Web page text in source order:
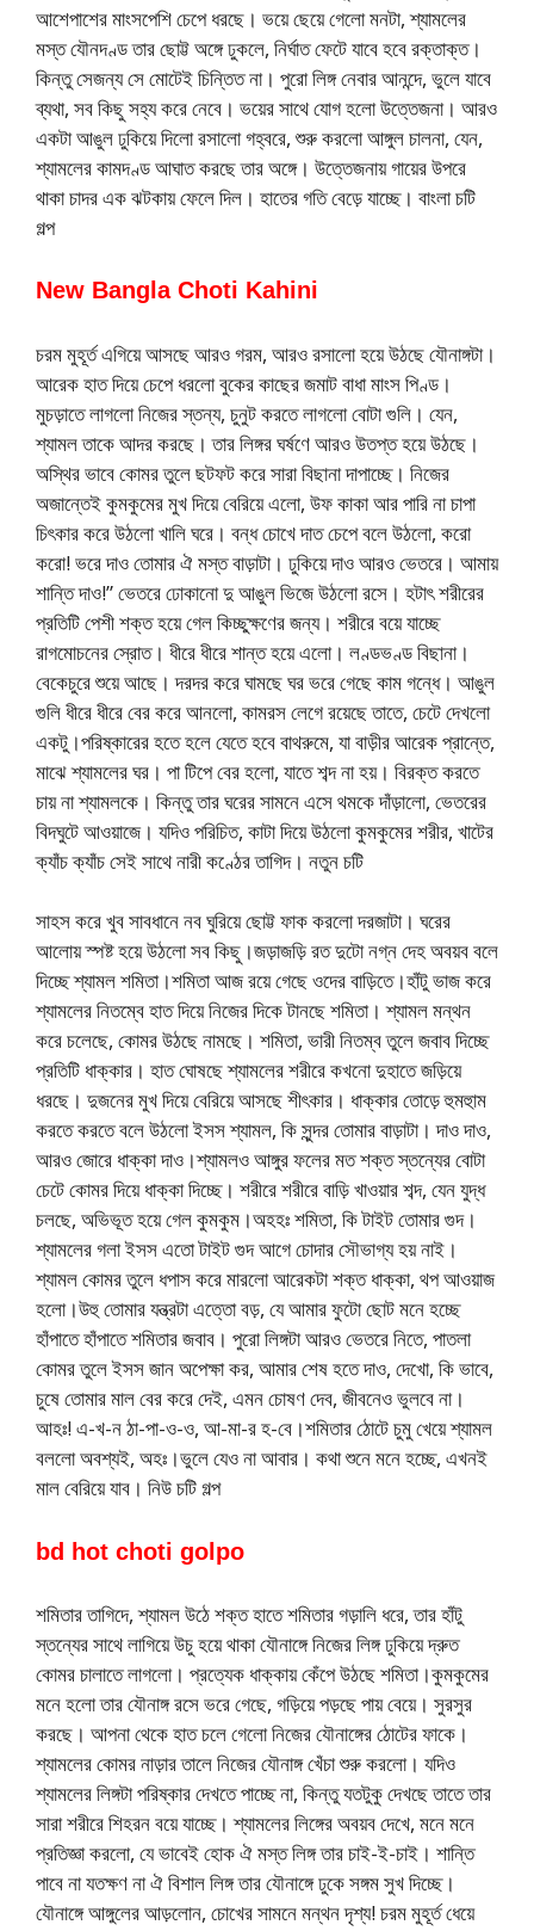
আশেপাশের মাংসপেশি চেপে ধরছে। ভয়ে ছেয়ে গেলো মনটা, শ্যামলের
মস্ত যৌনদণ্ড তার ছোট্ট অঙ্গে ঢুকলে, নির্ঘাত ফেটে যাবে হবে রক্তাক্ত।
কিন্তু সেজন্য সে মোটেই চিন্তিত না। পুরো লিঙ্গ নেবার আনন্দে, ভুলে যাবে
ব্যথা, সব কিছু সহ্য করে নেবে। ভয়ের সাথে যোগ হলো উত্তেজনা। আরও
একটা আঙুল ঢুকিয়ে দিলো রসালো গহ্বরে, শুরু করলো আঙ্গুল চালনা, যেন,
শ্যামলের কামদণ্ড আঘাত করছে তার অঙ্গে। উত্তেজনায় গায়ের উপরে
থাকা চাদর এক ঝটকায় ফেলে দিল। হাতের গতি বেড়ে যাচ্ছে। বাংলা চটি
গল্প
New Bangla Choti Kahini
চরম মুহূর্ত এগিয়ে আসছে আরও গরম, আরও রসালো হয়ে উঠছে যৌনাঙ্গটা।
আরেক হাত দিয়ে চেপে ধরলো বুকের কাছের জমাট বাধা মাংস পিণ্ড।
মুচড়াতে লাগলো নিজের স্তন্য, চুনুট করতে লাগলো বোটা গুলি। যেন,
শ্যামল তাকে আদর করছে। তার লিঙ্গর ঘর্ষণে আরও উতপ্ত হয়ে উঠছে।
অস্থির ভাবে কোমর তুলে ছটফট করে সারা বিছানা দাপাচ্ছে। নিজের
অজান্তেই কুমকুমের মুখ দিয়ে বেরিয়ে এলো, উফ কাকা আর পারি না চাপা
চিৎকার করে উঠলো খালি ঘরে। বন্ধ চোখে দাত চেপে বলে উঠলো, করো
করো! ভরে দাও তোমার ঐ মস্ত বাড়াটা। ঢুকিয়ে দাও আরও ভেতরে। আমায়
শান্তি দাও!” ভেতরে ঢোকানো দু আঙুল ভিজে উঠলো রসে। হটাৎ শরীরের
প্রতিটি পেশী শক্ত হয়ে গেল কিচ্ছুক্ষণের জন্য। শরীরে বয়ে যাচ্ছে
রাগমোচনের স্রোত। ধীরে ধীরে শান্ত হয়ে এলো। লণ্ডভণ্ড বিছানা।
বেকেচুরে শুয়ে আছে। দরদর করে ঘামছে ঘর ভরে গেছে কাম গন্ধে। আঙুল
গুলি ধীরে ধীরে বের করে আনলো, কামরস লেগে রয়েছে তাতে, চেটে দেখলো
একটু।পরিষ্কারের হতে হলে যেতে হবে বাথরুমে, যা বাড়ীর আরেক প্রান্তে,
মাঝে শ্যামলের ঘর। পা টিপে বের হলো, যাতে শব্দ না হয়। বিরক্ত করতে
চায় না শ্যামলকে। কিন্তু তার ঘরের সামনে এসে থমকে দাঁড়ালো, ভেতরের
বিদঘুটে আওয়াজে। যদিও পরিচিত, কাটা দিয়ে উঠলো কুমকুমের শরীর, খাটের
ক্যাঁচ ক্যাঁচ সেই সাথে নারী কণ্ঠের তাগিদ। নতুন চটি
সাহস করে খুব সাবধানে নব ঘুরিয়ে ছোট্ট ফাক করলো দরজাটা। ঘরের
আলোয় স্পষ্ট হয়ে উঠলো সব কিছু।জড়াজড়ি রত দুটো নগ্ন দেহ অবয়ব বলে
দিচ্ছে শ্যামল শমিতা।শমিতা আজ রয়ে গেছে ওদের বাড়িতে।হাঁটু ভাজ করে
শ্যামলের নিতম্বে হাত দিয়ে নিজের দিকে টানছে শমিতা। শ্যামল মন্থন
করে চলেছে, কোমর উঠছে নামছে। শমিতা, ভারী নিতম্ব তুলে জবাব দিচ্ছে
প্রতিটি ধাক্কার। হাত ঘোষছে শ্যামলের শরীরে কখনো দুহাতে জড়িয়ে
ধরছে। দুজনের মুখ দিয়ে বেরিয়ে আসছে শীৎকার। ধাক্কার তোড়ে হুমহুাম
করতে করতে বলে উঠলো ইসস শ্যামল, কি সুন্দর তোমার বাড়াটা। দাও দাও,
আরও জোরে ধাক্কা দাও।শ্যামলও আঙ্গুর ফলের মত শক্ত স্তন্যের বোটা
চেটে কোমর দিয়ে ধাক্কা দিচ্ছে। শরীরে শরীরে বাড়ি খাওয়ার শব্দ, যেন যুদ্ধ
চলছে, অভিভূত হয়ে গেল কুমকুম।অহহঃ শমিতা, কি টাইট তোমার গুদ।
শ্যামলের গলা ইসস এতো টাইট গুদ আগে চোদার সৌভাগ্য হয় নাই।
শ্যামল কোমর তুলে ধপাস করে মারলো আরেকটা শক্ত ধাক্কা, থপ আওয়াজ
হলো।উহু তোমার যন্ত্রটা এত্তো বড়, যে আমার ফুটো ছোট মনে হচ্ছে
হাঁপাতে হাঁপাতে শমিতার জবাব। পুরো লিঙ্গটা আরও ভেতরে নিতে, পাতলা
কোমর তুলে ইসস জান অপেক্ষা কর, আমার শেষ হতে দাও, দেখো, কি ভাবে,
চুষে তোমার মাল বের করে দেই, এমন চোষণ দেব, জীবনেও ভুলবে না।
আহঃ! এ-খ-ন ঠা-পা-ও-ও, আ-মা-র হ-বে।শমিতার ঠোটে চুমু খেয়ে শ্যামল
বললো অবশ্যই, অহঃ।ভুলে যেও না আবার। কথা শুনে মনে হচ্ছে, এখনই
মাল বেরিয়ে যাব। নিউ চটি গল্প
bd hot choti golpo
শমিতার তাগিদে, শ্যামল উঠে শক্ত হাতে শমিতার গড়ালি ধরে, তার হাঁটু
স্তন্যের সাথে লাগিয়ে উচু হয়ে থাকা যৌনাঙ্গে নিজের লিঙ্গ ঢুকিয়ে দ্রুত
কোমর চালাতে লাগলো। প্রত্যেক ধাক্কায় কেঁপে উঠছে শমিতা।কুমকুমের
মনে হলো তার যৌনাঙ্গ রসে ভরে গেছে, গড়িয়ে পড়ছে পায় বেয়ে। সুরসুর
করছে। আপনা থেকে হাত চলে গেলো নিজের যৌনাঙ্গের ঠোটের ফাকে।
শ্যামলের কোমর নাড়ার তালে নিজের যৌনাঙ্গ খেঁচা শুরু করলো। যদিও
শ্যামলের লিঙ্গটা পরিষ্কার দেখতে পাচ্ছে না, কিন্তু যতটুকু দেখছে তাতে তার
সারা শরীরে শিহরন বয়ে যাচ্ছে। শ্যামলের লিঙ্গের অবয়ব দেখে, মনে মনে
প্রতিজ্ঞা করলো, যে ভাবেই হোক ঐ মস্ত লিঙ্গ তার চাই-ই-চাই। শান্তি
পাবে না যতক্ষণ না ঐ বিশাল লিঙ্গ তার যৌনাঙ্গে ঢুকে সঙ্গম সুখ দিচ্ছে।
যৌনাঙ্গে আঙ্গুলের আড়লোন, চোখের সামনে মন্থন দৃশ্য! চরম মুহূর্ত ধেয়ে